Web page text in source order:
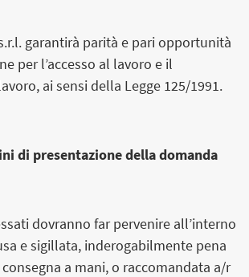
garantirà parità e pari opportunità
per l’accesso al lavoro e il
ai sensi della Legge 125/1991.
di presentazione della domanda
dovranno far pervenire all’interno
e sigillata, inderogabilmente pena
consegna a mani, o raccomandata a/r